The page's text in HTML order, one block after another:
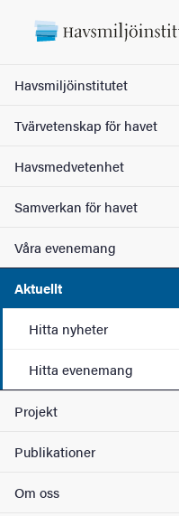
Kontakt
Havsmiljöinstitutet
Tvärvetenskap för havet
Havsmedvetenhet
Samverkan för havet
Våra evenemang
Aktuellt
Hitta nyheter
Hitta evenemang
Projekt
Publikationer
Om oss